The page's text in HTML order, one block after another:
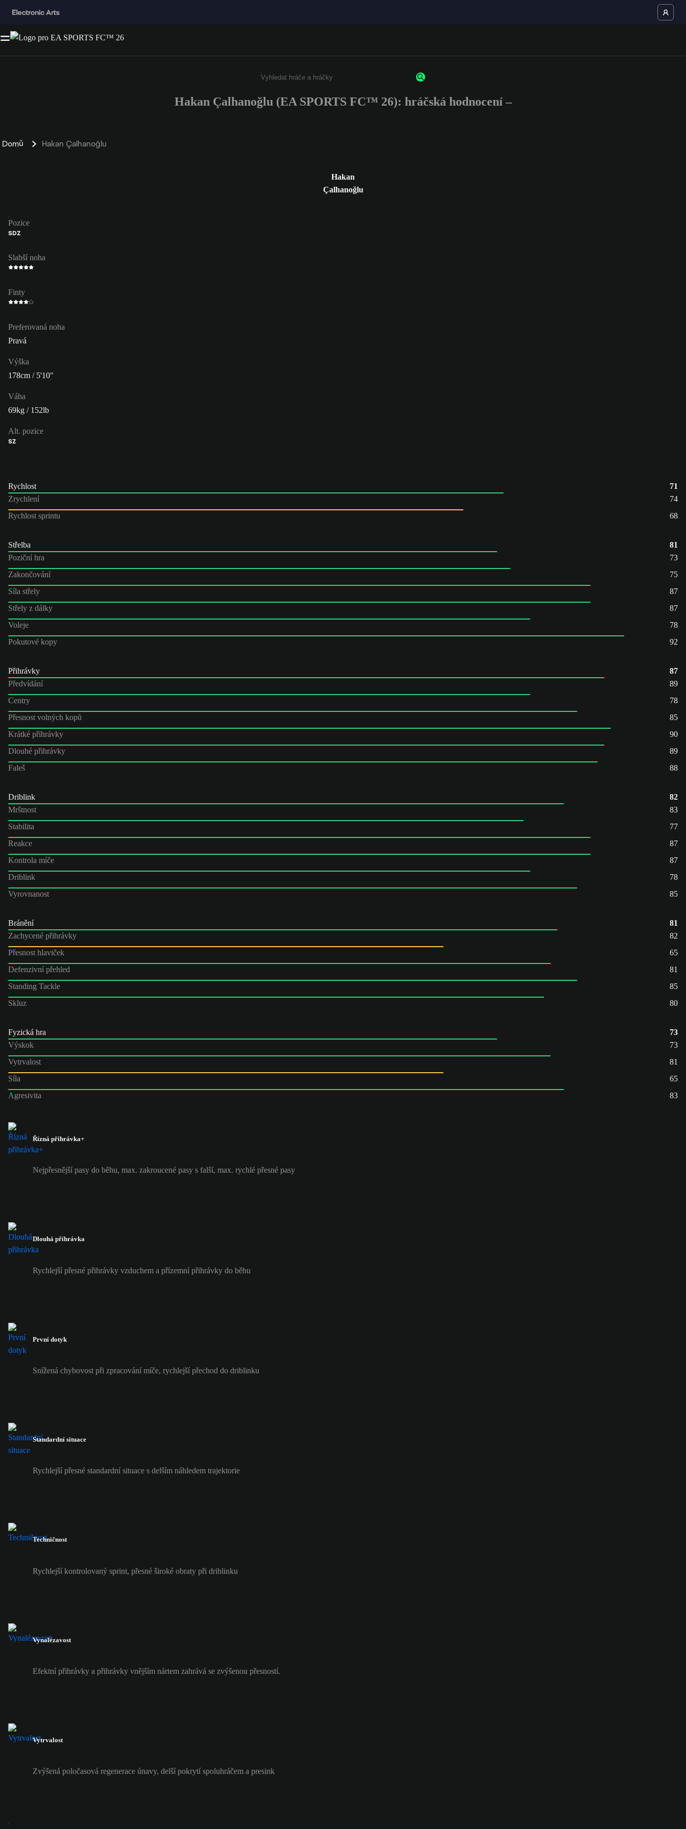
Enter a minimum of 3 characters or numbers
Hakan Çalhanoğlu (EA SPORTS FC™ 26): hráčská hodnocení –
Domů Hakan Çalhanoğlu
Hakan
Çalhanoğlu
Pozice
SDZ
Slabší noha
Finty
Preferovaná noha
Pravá
Výška
178cm / 5'10"
Váha
69kg / 152lb
Alt. pozice
SZ
Rychlost
71
Zrychlení
74
Rychlost sprintu
68
Střelba
81
Poziční hra
73
Zakončování
75
Síla střely
87
Střely z dálky
87
Voleje
78
Pokutové kopy
92
Přihrávky
87
Předvídání
89
Centry
78
Přesnost volných kopů
85
Krátké přihrávky
90
Dlouhé přihrávky
89
Faleš
88
Driblink
82
Mrštnost
83
Stabilita
77
Reakce
87
Kontrola míče
87
Driblink
78
Vyrovnanost
85
Bránění
81
Zachycené přihrávky
82
Přesnost hlaviček
65
Defenzivní přehled
81
Standing Tackle
85
Skluz
80
Fyzická hra
73
Výskok
73
Vytrvalost
81
Síla
65
Agresivita
83
Řízná přihrávka+
Nejpřesnější pasy do běhu, max. zakroucené pasy s falší, max. rychlé přesné pasy
Dlouhá přihrávka
Rychlejší přesné přihrávky vzduchem a přízemní přihrávky do běhu
První dotyk
Snížená chybovost při zpracování míče, rychlejší přechod do driblinku
Standardní situace
Rychlejší přesné standardní situace s delším náhledem trajektorie
Techničnost
Rychlejší kontrolovaný sprint, přesné široké obraty při driblinku
Vynalézavost
Efektní přihrávky a přihrávky vnějším nártem zahrává se zvýšenou přesností.
Vytrvalost
Zvýšená poločasová regenerace únavy, delší pokrytí spoluhráčem a presink